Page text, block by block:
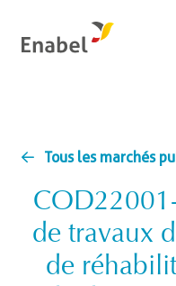
Tous les marchés
de travaux
de